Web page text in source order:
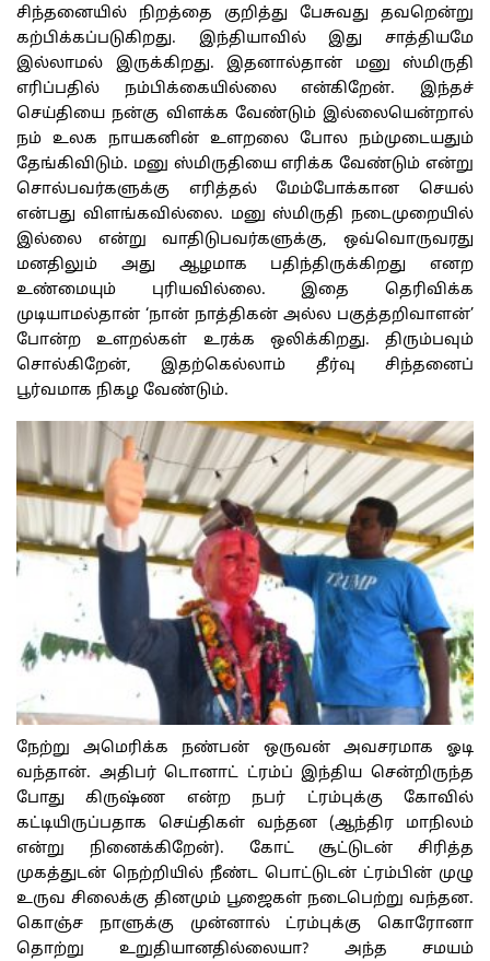
சிந்தனையில் நிறத்தை குறித்து பேசுவது தவறென்று
கற்பிக்கப்படுகிறது. இந்தியாவில் இது சாத்தியமே
இல்லாமல் இருக்கிறது. இதனால்தான் மனு ஸ்மிருதி
எரிப்பதில் நம்பிக்கையில்லை என்கிறேன். இந்தச்
செய்தியை நன்கு விளக்க வேண்டும் இல்லையென்றால்
நம் உலக நாயகனின் உளறலை போல நம்முடையதும்
தேங்கிவிடும். மனு ஸ்மிருதியை எரிக்க வேண்டும் என்று
சொல்பவர்களுக்கு எரித்தல் மேம்போக்கான செயல்
என்பது விளங்கவில்லை. மனு ஸ்மிருதி நடைமுறையில்
இல்லை என்று வாதிடுபவர்களுக்கு, ஒவ்வொருவரது
மனதிலும் அது ஆழமாக பதிந்திருக்கிறது எனற
உண்மையும் புரியவில்லை. இதை தெரிவிக்க
முடியாமல்தான் ‘நான் நாத்திகன் அல்ல பகுத்தறிவாளன்’
போன்ற உளறல்கள் உரக்க ஒலிக்கிறது. திரும்பவும்
சொல்கிறேன், இதற்கெல்லாம் தீர்வு சிந்தனைப்
பூர்வமாக நிகழ வேண்டும்.
நேற்று அமெரிக்க நண்பன் ஒருவன் அவசரமாக ஓடி
வந்தான். அதிபர் டொனாட் ட்ரம்ப் இந்திய சென்றிருந்த
போது கிருஷ்ண என்ற நபர் ட்ரம்புக்கு கோவில்
கட்டியிருப்பதாக செய்திகள் வந்தன (ஆந்திர மாநிலம்
என்று நினைக்கிறேன்). கோட் சூட்டுடன் சிரித்த
முகத்துடன் நெற்றியில் நீண்ட பொட்டுடன் ட்ரம்பின் முழு
உருவ சிலைக்கு தினமும் பூஜைகள் நடைபெற்று வந்தன.
கொஞ்ச நாளுக்கு முன்னால் ட்ரம்புக்கு கொரோனா
தொற்று உறுதியானதில்லையா? அந்த சமயம்